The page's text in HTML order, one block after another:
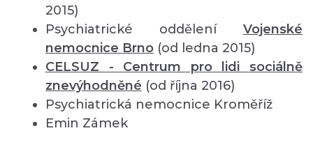
2015)
Psychiatrické oddělení Vojenské
nemocnice Brno (od ledna 2015)
CELSUZ - Centrum pro lidi sociálně
znevýhodněné (od října 2016)
Psychiatrická nemocnice Kroměříž
Emin Zámek